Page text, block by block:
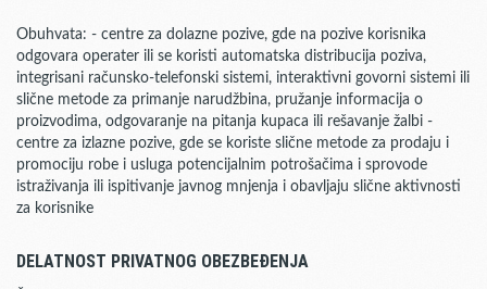
Obuhvata: - centre za dolazne pozive, gde na pozive korisnika
odgovara operater ili se koristi automatska distribucija poziva,
integrisani računsko-telefonski sistemi, interaktivni govorni sistemi ili
slične metode za primanje narudžbina, pružanje informacija o
proizvodima, odgovaranje na pitanja kupaca ili rešavanje žalbi -
centre za izlazne pozive, gde se koriste slične metode za prodaju i
promociju robe i usluga potencijalnim potrošačima i sprovode
istraživanja ili ispitivanje javnog mnjenja i obavljaju slične aktivnosti
za korisnike
DELATNOST PRIVATNOG OBEZBEĐENJA